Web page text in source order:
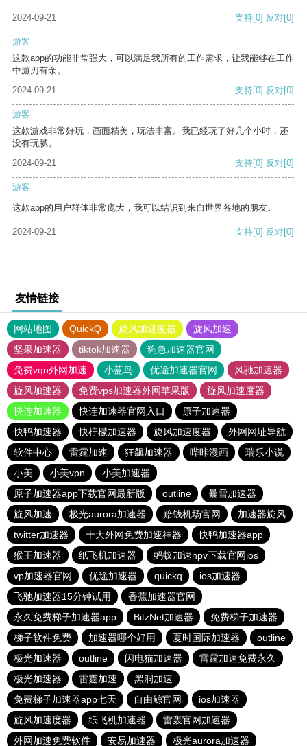
2024-09-21 支持[0] 反对[0]
游客
这款app的功能非常强大，可以满足我所有的工作需求，让我能够在工作
中游刃有余。
2024-09-21
支持[0] 反对[0]
游客
这款游戏非常好玩，画面精美，玩法丰富。我已经玩了好几个小时，还
没有玩腻。
2024-09-21
支持[0] 反对[0]
游客
这款app的用户群体非常庞大，我可以结识到来自世界各地的朋友。
2024-09-21 支持[0] 反对[0]
友情链接
网站地图 QuickQ 旋风加速度器
旋风加速
坚果加速器
tiktok加速器
狗急加速器官网
免费vqn外网加速
小蓝鸟 优途加速器官网
风驰加速器
旋风加速器
免费vps加速器外网苹果版
旋风加速度器
快连加速器
快连加速器官网入口
原子加速器
快鸭加速器
快柠檬加速器 旋风加速度器
外网网址导航
软件中心
雷霆加速 狂飙加速器 哔咔漫画
瑞乐小说
小美
小美vpn
小美加速器
原子加速器app下载官网最新版
outline
暴雪加速器
旋风加速
极光aurora加速器 赔钱机场官网
加速器旋风
twitter加速器
十大外网免费加速神器
快鸭加速器app
猴王加速器
纸飞机加速器
蚂蚁加速npv下载官网ios
vp加速器官网
优途加速器 quickq
ios加速器
飞驰加速器15分钟试用
香蕉加速器官网
永久免费梯子加速器app
BitzNet加速器
免费梯子加速器
梯子软件免费
加速器哪个好用 夏时国际加速器
outline
极光加速器
outline 闪电猫加速器
雷霆加速免费永久
极光加速器
雷霆加速
黑洞加速
免费梯子加速器app七天
自由鲸官网
ios加速器
旋风加速度器
纸飞机加速器
雷轰官网加速器
外网加速免费软件
安易加速器 极光aurora加速器